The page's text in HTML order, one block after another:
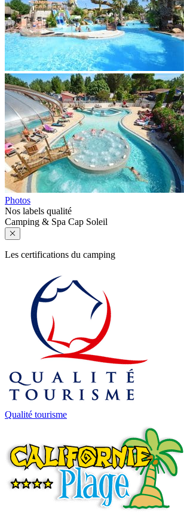
Photos
Nos labels qualité
Camping & Spa Cap Soleil
Les certifications du camping
Qualité tourisme